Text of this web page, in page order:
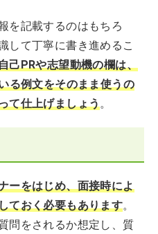
を記載するのはもちろ
して丁寧に書き進めるこ
自己PRや志望動機の欄は、
る例文をそのまま使うの
て仕上げましょう 。
ーをはじめ、面接時によ
ておく必要もあります。
問をされるか想定し、質